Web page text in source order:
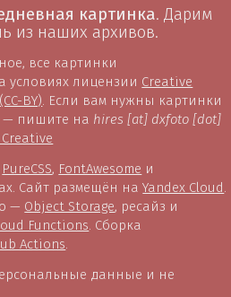
картинка. Дарим
из наших архивов.
все картинки
условиях лицензии Creative
BY). Если вам нужны картинки
— пишите на hires [at] dxfoto [dot]
PureCSS, FontAwesome и
Сайт размещён наYandex Cloud.
— Object Storage, ресайз и
Functions. Сборка
Actions.
данные и не